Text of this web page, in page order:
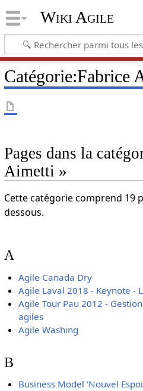
Wiki Agile
Catégorie:Fabrice
Pages dans la
Aimetti »
Cette catégorie comprend 19
dessous.
A
Agile Canada Dry
Agile Laval 2018 - Keynote -
Agile Tour Pau 2012 -
agiles
Agile Washing
B
Business Model 'Nouvel